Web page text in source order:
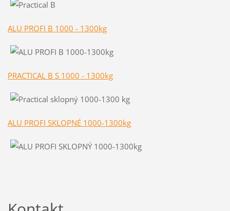
ALU PROFI B 1000 - 1300kg
PRACTICAL B S 1000 - 1300kg
ALU PROFI SKLOPNÉ 1000-1300kg